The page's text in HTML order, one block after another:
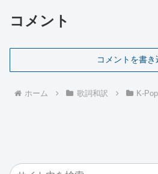
コメント
コメントを書き
ホーム 歌詞和訳 K-Pop